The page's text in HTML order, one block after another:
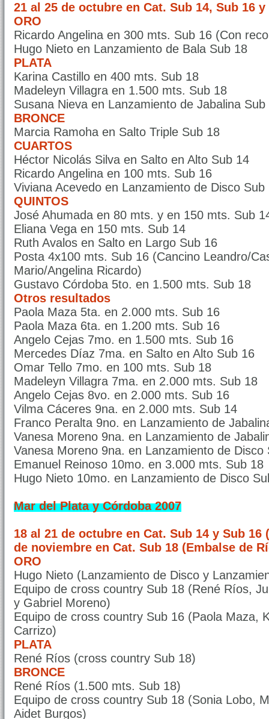
21 al 25 de octubre en Cat. Sub 14, Sub 16
ORO
Ricardo Angelina en 300 mts. Sub 16 (Con
Hugo Nieto en Lanzamiento de Bala Sub 18
PLATA
Karina Castillo en 400 mts. Sub 18
Madeleyn Villagra en 1.500 mts. Sub 18
Susana Nieva en Lanzamiento de Jabalina
BRONCE
Marcia Ramoha en Salto Triple Sub 18
CUARTOS
Héctor Nicolás Silva en Salto en Alto Sub 14
Ricardo Angelina en 100 mts. Sub 16
Viviana Acevedo en Lanzamiento de Disco
QUINTOS
José Ahumada en 80 mts. y en 150 mts. Sub
Eliana Vega en 150 mts. Sub 14
Ruth Avalos en Salto en Largo Sub 16
Posta 4x100 mts. Sub 16 (Cancino Leandro/
Mario/Angelina Ricardo)
Gustavo Córdoba 5to. en 1.500 mts. Sub 18
Otros resultados
Paola Maza 5ta. en 2.000 mts. Sub 16
Paola Maza 6ta. en 1.200 mts. Sub 16
Angelo Cejas 7mo. en 1.500 mts. Sub 16
Mercedes Díaz 7ma. en Salto en Alto Sub 16
Omar Tello 7mo. en 100 mts. Sub 18
Madeleyn Villagra 7ma. en 2.000 mts. Sub 18
Angelo Cejas 8vo. en 2.000 mts. Sub 16
Vilma Cáceres 9na. en 2.000 mts. Sub 14
Franco Peralta 9no. en Lanzamiento de
Vanesa Moreno 9na. en Lanzamiento de
Vanesa Moreno 9na. en Lanzamiento de Disco
Emanuel Reinoso 10mo. en 3.000 mts. Sub 18
Hugo Nieto 10mo. en Lanzamiento de Disco
Mar del Plata y Córdoba 2007
18 al 21 de octubre en Cat. Sub 14 y Sub 16
de noviembre en Cat. Sub 18 (Embalse de
ORO
Hugo Nieto (Lanzamiento de Disco y
Equipo de cross country Sub 18 (René Ríos,
y Gabriel Moreno)
Equipo de cross country Sub 16 (Paola Maza,
Carrizo)
PLATA
René Ríos (cross country Sub 18)
BRONCE
René Ríos (1.500 mts. Sub 18)
Equipo de cross country Sub 18 (Sonia Lobo,
Aidet Burgos)